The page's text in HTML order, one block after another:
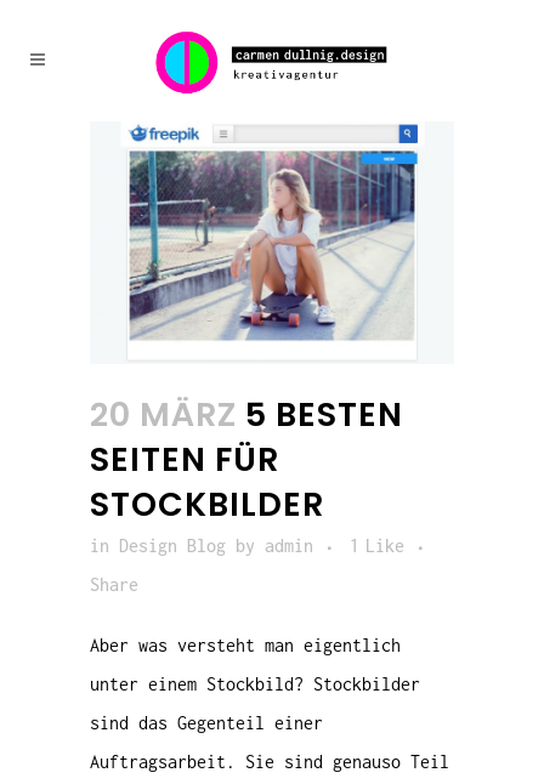
20 MÄRZ 5 BESTEN
SEITEN FÜR
STOCKBILDER
in Design Blog by admin 1 Like
Share
Aber was versteht man eigentlich
unter einem Stockbild? Stockbilder
sind das Gegenteil einer
Auftragsarbeit. Sie sind genauso Teil